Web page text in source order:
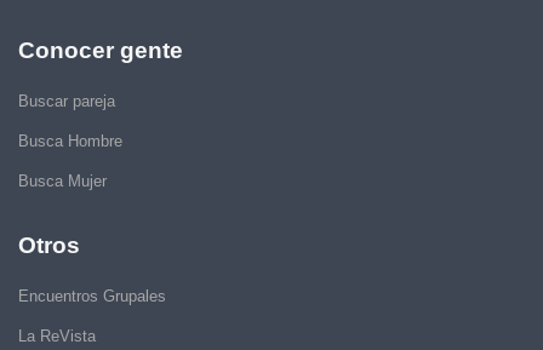
Conocer gente
Buscar pareja
Busca Hombre
Busca Mujer
Otros
Encuentros Grupales
La ReVista